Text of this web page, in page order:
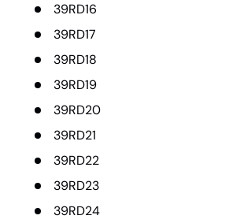
39RD16
39RD17
39RD18
39RD19
39RD20
39RD21
39RD22
39RD23
39RD24